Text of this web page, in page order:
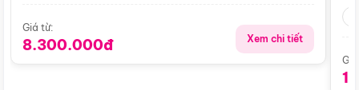
Giá từ:
8.300.000đ Xem chi tiết